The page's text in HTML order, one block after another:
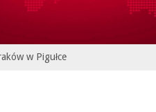
w Pigułce